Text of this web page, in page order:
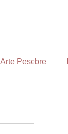
Arte Pesebre